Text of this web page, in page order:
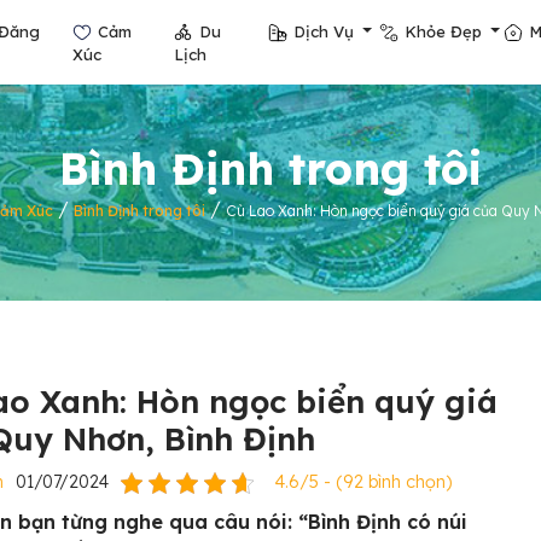
Cảm
Xúc
Du
Lịch
Dịch Vụ Khỏe Đẹp
Bình Định trong tôi
Xúc/Bình Định trong tôi/Cù Lao Xanh: Hòn ngọc biển quý giá của Quy
Xanh: Hòn ngọc biển quý giá
Nhơn, Bình Định
01/07/2024 4.6/5 - (92 bình chọn)
bạn từng nghe qua câu nói: “Bình Định có núi